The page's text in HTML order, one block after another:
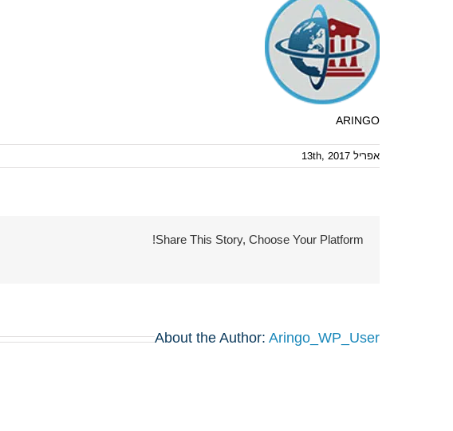
ARINGO
אפריל 13th, 2017
Share This Story, Choose Your Platform!
About the Author: Aringo_WP_User